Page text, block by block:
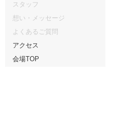
スタッフ
想い・メッセージ
よくあるご質問
アクセス
会場TOP